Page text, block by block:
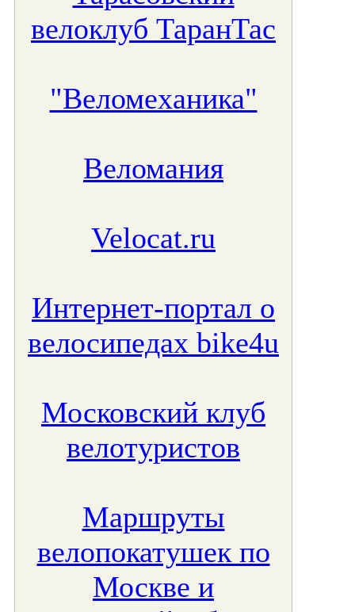
велоклуб ТаранТас
"Веломеханика"
Веломания
Velocat.ru
Интернет-портал о
велосипедах bike4u
Московский клуб
велотуристов
Маршруты
велопокатушек по
Москве и